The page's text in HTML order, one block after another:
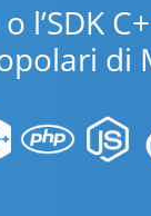
l’SDK
di